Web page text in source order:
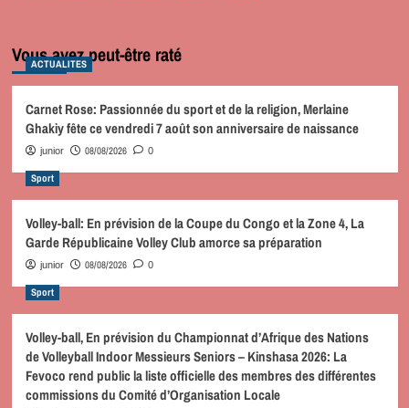
Vous avez peut-être raté
ACTUALITES
Carnet Rose: Passionnée du sport et de la religion, Merlaine
Ghakiy fête ce vendredi 7 août son anniversaire de naissance
junior 08/08/2026 0
Sport
Volley-ball: En prévision de la Coupe du Congo et la Zone 4, La
Garde Républicaine Volley Club amorce sa préparation
junior 08/08/2026 0
Sport
Volley-ball, En prévision du Championnat d’Afrique des Nations
de Volleyball Indoor Messieurs Seniors – Kinshasa 2026: La
Fevoco rend public la liste officielle des membres des différentes
commissions du Comité d’Organisation Locale